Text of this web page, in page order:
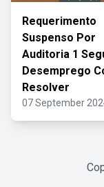
Requerimento
Suspenso Por
Auditoria 1
Desemprego
Resolver
07 September